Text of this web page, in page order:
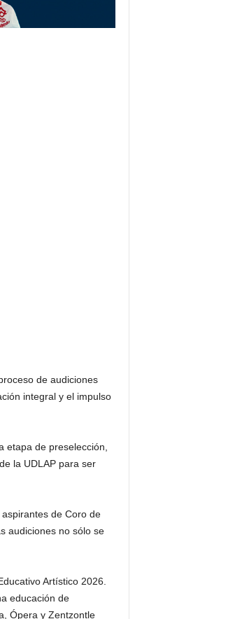
de audiciones
integral y el impulso
etapa de preselección,
la UDLAP para ser
de Coro de
audiciones no sólo se
Artístico 2026.
educación de
Ópera y Zentzontle